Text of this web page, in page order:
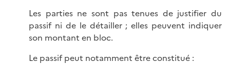
Les parties ne sont pas tenues de justifier du
passif ni de le détailler ; elles peuvent indiquer
son montant en bloc.
Le passif peut notamment être constitué :